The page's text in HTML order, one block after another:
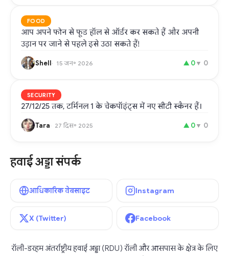
FOOD
आप अपने फोन से फूड हॉल से ऑर्डर कर सकते हैं और अपनी
उड़ान पर जाने से पहले इसे उठा सकते हैं!
Shell 15 जन॰ 2026 ▲ 0▼ 0
SECURITY
27/12/25 तक, टर्मिनल 1 के चेकपॉइंट्स में नए सीटी स्कैनर हैं।
Tara 27 दिस॰ 2025 ▲ 0▼ 0
हवाई अड्डा संपर्क
आधिकारिक वेबसाइट Instagram
X (Twitter) Facebook
रॉली-डरहम अंतर्राष्ट्रीय हवाई अड्डा (RDU) रॉली और आसपास के क्षेत्र के लिए